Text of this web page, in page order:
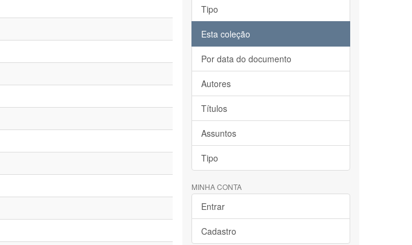
Tipo
Esta coleção
Por data do documento
Autores
Títulos
Assuntos
Tipo
MINHA CONTA
Entrar
Cadastro